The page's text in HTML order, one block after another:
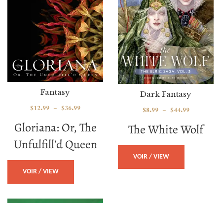
Gloriana: Or, The
Unfulfill’d Queen
Fantasy
$12.99 – $36.99
VOIR / VIEW
The White Wolf
Dark Fantasy
$8.99 – $44.99
VOIR / VIEW